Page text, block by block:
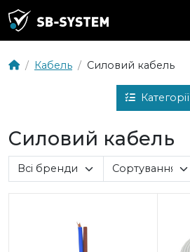
Кабель Силовий кабель
Категорії
Силовий кабель